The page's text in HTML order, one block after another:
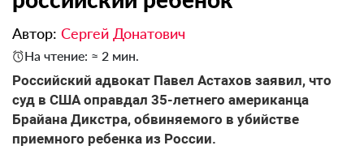
Автор: Сергей Донатович
На чтение: ≈ 2 мин.
Российский адвокат Павел Астахов заявил, что
суд в США оправдал 35-летнего американца
Брайана Дикстра, обвиняемого в убийстве
приемного ребенка из России.